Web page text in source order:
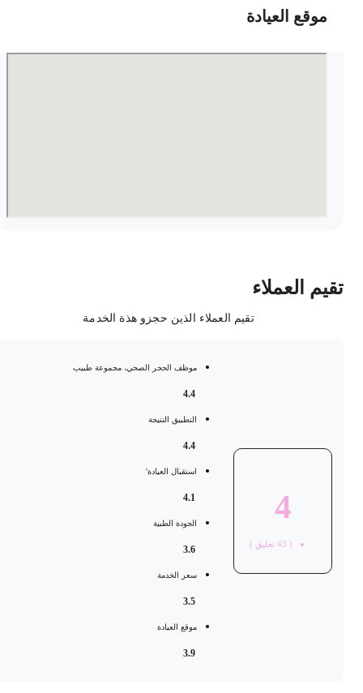
موقع العيادة
العملاء
تقيم العملاء الذين حجزو هذة الخدمة
43 تعليق )
موظف الحجر الصحي، مجموعة طبيب
التطبيق النتيجة
استقبال العيادة'
الجودة الطبية
سعر الخدمة
موقع العيادة